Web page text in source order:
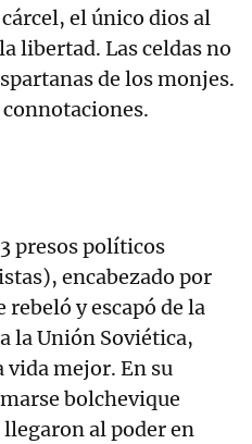
el único dios al
libertad. Las celdas no
de los monjes.
presos políticos
encabezado por
y escapó de la
la Unión Soviética,
vida mejor. En su
bolchevique
al poder en